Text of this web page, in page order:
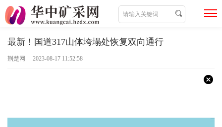
最新！国道317山体垮塌处恢复双向通行
荆楚网 2023-08-17 11:52:58